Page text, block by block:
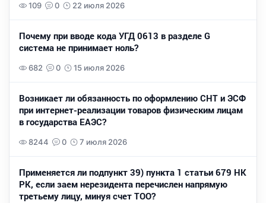
109 0 22 июля 2026
Почему при вводе кода УГД 0613 в разделе G
система не принимает ноль?
682 0 15 июля 2026
Возникает ли обязанность по оформлению СНТ и ЭСФ
при интернет-реализации товаров физическим лицам
в государства ЕАЭС?
8244 0 7 июля 2026
Применяется ли подпункт 39) пункта 1 статьи 679 НК
РК, если заем нерезидента перечислен напрямую
третьему лицу, минуя счет ТОО?